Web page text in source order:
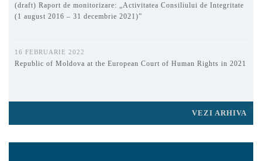
(draft) Raport de monitorizare: „Activitatea Consiliului de Integritate
(1 august 2016 – 31 decembrie 2021)”
16 FEBRUARIE 2022
Republic of Moldova at the European Court of Human Rights in 2021
VEZI ARHIVA